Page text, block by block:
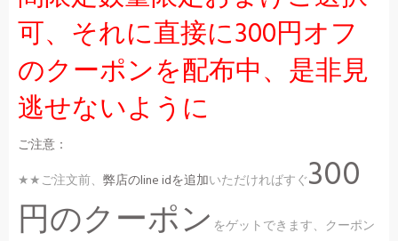
可、それに直接に300円オフ
のクーポンを配布中、是非見
逃せないように
ご注意：
★★ご注文前、 弊店のline idを追加いただければすぐ300
円のクーポン をゲットできます、クーポン